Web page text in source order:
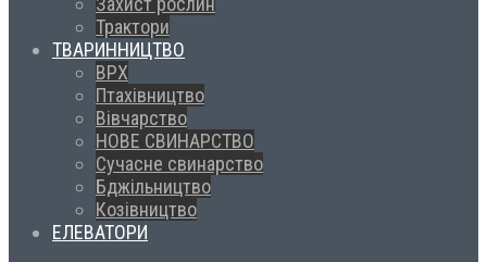
Трактори
ТВАРИННИЦТВО
ВРХ
Птахівництво
Вівчарство
НОВЕ СВИНАРСТВО
Сучасне свинарство
Бджільництво
Козівництво
ЕЛЕВАТОРИ